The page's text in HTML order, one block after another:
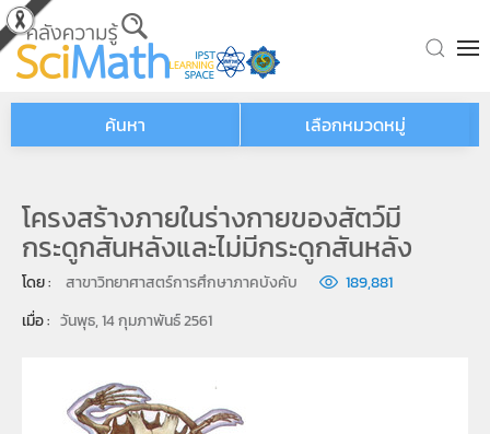
Skip to main content
ค้นหา เลือกหมวดหมู่
โครงสร้างภายในร่างกายของสัตว์มี
กระดูกสันหลังและไม่มีกระดูกสันหลัง
โดย : สาขาวิทยาศาสตร์การศึกษาภาคบังคับ
189,881
เมื่อ : วันพุธ, 14 กุมภาพันธ์ 2561